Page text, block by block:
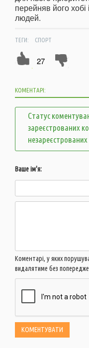
перейняв його
людей.
ТЕГИ: СПОРТ
27
КОМЕНТАРІ:
Статус
зареєстрованих
незареєстрованих
Ваше ім'я:
Коментарі, у яких
видалятиме без